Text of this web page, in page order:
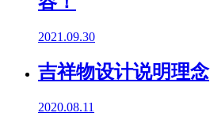
2021.09.30
吉祥物设计说明理念
2020.08.11